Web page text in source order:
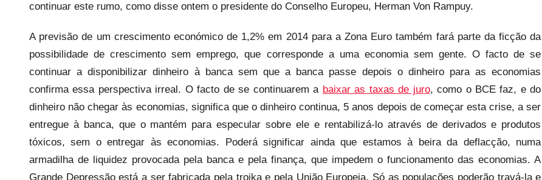
continuar este rumo, como disse ontem o presidente do Conselho Europeu, Herman Von Rampuy.
A previsão de um crescimento económico de 1,2% em 2014 para a Zona Euro também fará parte da ficção da
possibilidade de crescimento sem emprego, que corresponde a uma economia sem gente. O facto de se
continuar a disponibilizar dinheiro à banca sem que a banca passe depois o dinheiro para as economias
confirma essa perspectiva irreal. O facto de se continuarem a baixar as taxas de juro, como o BCE faz, e do
dinheiro não chegar às economias, significa que o dinheiro continua, 5 anos depois de começar esta crise, a ser
entregue à banca, que o mantém para especular sobre ele e rentabilizá-lo através de derivados e produtos
tóxicos, sem o entregar às economias. Poderá significar ainda que estamos à beira da deflacção, numa
armadilha de liquidez provocada pela banca e pela finança, que impedem o funcionamento das economias. A
Grande Depressão está a ser fabricada pela troika e pela União Europeia. Só as populações poderão travá-la e